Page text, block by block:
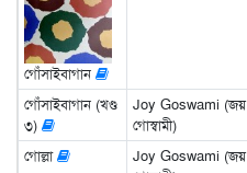
গোঁসাইবাগান
গোঁসাইবাগান (খণ্ড
৩)
Joy Goswami (জয়
গোস্বামী)
গোল্লা
Joy Goswami (জয়